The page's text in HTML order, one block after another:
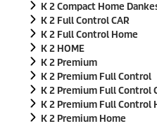
K 2 Compact Home
K 2 Full Control CAR
K 2 Full Control Home
K 2 HOME
K 2 Premium
K 2 Premium Full Control
K 2 Premium Full Control
K 2 Premium Full Control
K 2 Premium Home